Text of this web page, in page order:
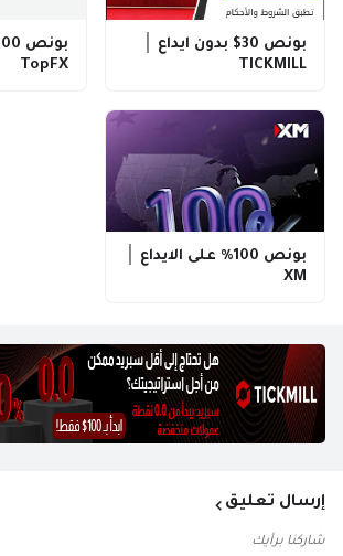
بونص 30$ بدون ايداع │
TICKMILL
TopFX
بونص 100% على الايداع │
XM
إرسال تعليق
شاركنا برأيك